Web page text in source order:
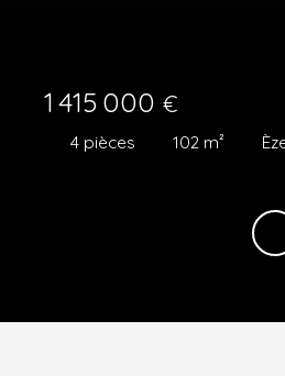
1 415 000 €
4 pièces 102 m²